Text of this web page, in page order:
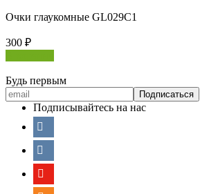
Очки глаукомные GL029C1
300 ₽
Будь первым
Подписывайтесь на нас